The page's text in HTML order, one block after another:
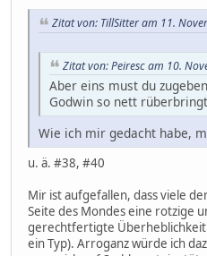
Zitat von: TillSitter am 11.
Zitat von: Peiresc am 10.
Aber eins must du
Godwin so nett
Wie ich mir gedacht habe,
u. ä. #38, #40
Mir ist aufgefallen, dass viele
Seite des Mondes eine rotzige
gerechtfertigte Überheblichkeit
ein Typ). Arroganz würde ich